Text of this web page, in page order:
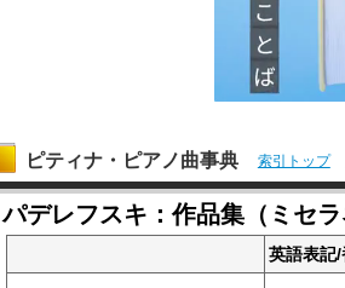
ピティナ・ピアノ曲事典 索引トップ
パデレフスキ：作品集（ミセラ
英語表記/